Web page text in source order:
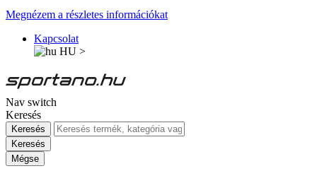
Megnézem a részletes információkat
Kapcsolat
HU >
Nav switch
Keresés
Keresés
Keresés
Mégse